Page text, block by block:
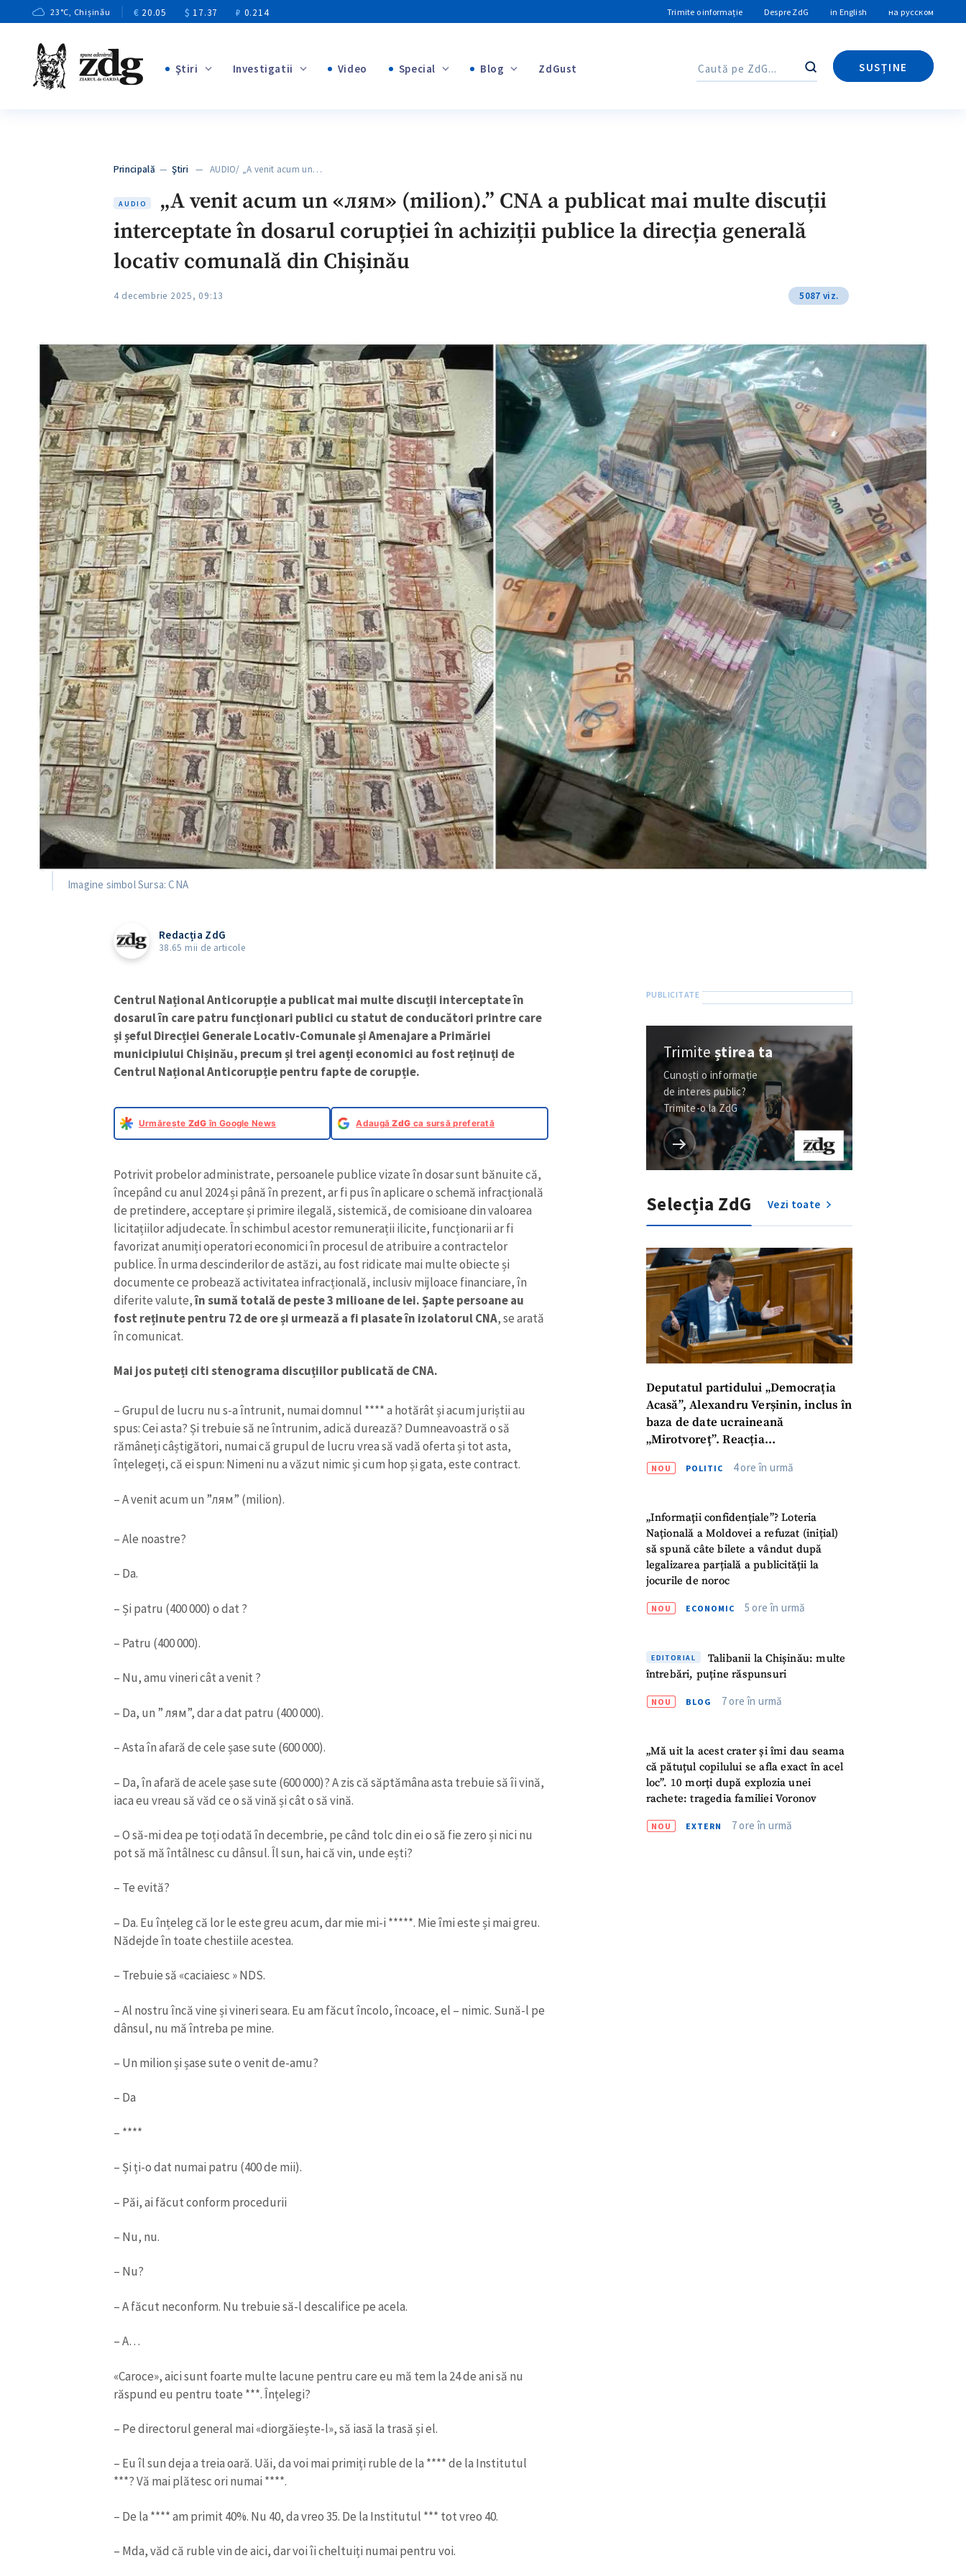
23 °C, Chișinău € 20.05 $ 17.37 ₽ 0.214 Trimite o informație Despre ZdG in English на русском
Ştiri Investigatii Video Special Blog ZdGust Caută
SUSȚINE
Caută
Principală —Ştiri — AUDIO/ „A venit acum un…
AUDIO
„A venit acum un «лям» (milion).” CNA a publicat mai multe discuții
interceptate în dosarul corupției în achiziții publice la direcția generală
locativ comunală din Chișinău
4 decembrie 2025, 09:13 5087 viz.
Imagine simbol Sursa: CNA
Redacția ZdG
38.65 mii de articole
Centrul Național Anticorupție a publicat mai multe discuții interceptate în
dosarul în care patru funcționari publici cu statut de conducători printre care
și șeful Direcției Generale Locativ-Comunale și Amenajare a Primăriei
municipiului Chișinău, precum și trei agenți economici au fost reținuți de
Centrul Național Anticorupție pentru fapte de corupție.
Urmărește ZdG în Google News AdaugăZdG ca sursă preferată
Potrivit probelor administrate, persoanele publice vizate în dosar sunt bănuite că,
începând cu anul 2024 și până în prezent, ar fi pus în aplicare o schemă infracțională
de pretindere, acceptare și primire ilegală, sistemică, de comisioane din valoarea
licitațiilor adjudecate. În schimbul acestor remunerații ilicite, funcționarii ar fi
favorizat anumiți operatori economici în procesul de atribuire a contractelor
publice. În urma descinderilor de astăzi, au fost ridicate mai multe obiecte și
documente ce probează activitatea infracțională, inclusiv mijloace financiare, în
diferite valute,în sumă totală de peste 3 milioane de lei.Șapte persoane au
fost reținute pentru 72 de ore și urmează a fi plasate în izolatorul CNA, se arată
în comunicat.
Mai jos puteți citi stenograma discuțiilor publicată de CNA.
– Grupul de lucru nu s-a întrunit, numai domnul **** a hotărât și acum juriștii au
spus: Cei asta? Și trebuie să ne întrunim, adică durează? Dumneavoastră o să
rămâneți câștigători, numai că grupul de lucru vrea să vadă oferta și tot asta,
înțelegeți, că ei spun: Nimeni nu a văzut nimic și cum hop și gata, este contract.
– A venit acum un ”лям” (milion).
– Ale noastre?
– Da.
– Și patru (400 000) o dat ?
– Patru (400 000).
– Nu, amu vineri cât a venit ?
– Da, un ” лям”, dar a dat patru (400 000).
– Asta în afară de cele șase sute (600 000).
– Da, în afară de acele șase sute (600 000)? A zis că săptămâna asta trebuie să îi vină,
iaca eu vreau să văd ce o să vină și cât o să vină.
– O să-mi dea pe toți odată în decembrie, pe când tolc din ei o să fie zero și nici nu
pot să mă întâlnesc cu dânsul. Îl sun, hai că vin, unde ești?
– Te evită?
– Da. Eu înțeleg că lor le este greu acum, dar mie mi-i *****. Mie îmi este și mai greu.
Nădejde în toate chestiile acestea.
– Trebuie să «caciaiesc » NDS.
– Al nostru încă vine și vineri seara. Eu am făcut încolo, încoace, el – nimic. Sună-l pe
dânsul, nu mă întreba pe mine.
– Un milion și șase sute o venit de-amu?
– Da
– ****
– Și ți-o dat numai patru (400 de mii).
– Păi, ai făcut conform procedurii
– Nu, nu.
– Nu?
– A făcut neconform. Nu trebuie să-l descalifice pe acela.
– A…
«Caroce», aici sunt foarte multe lacune pentru care eu mă tem la 24 de ani să nu
răspund eu pentru toate ***. Înțelegi?
– Pe directorul general mai «diorgăiește-l», să iasă la trasă și el.
– Eu îl sun deja a treia oară. Uăi, da voi mai primiți ruble de la **** de la Institutul
***? Vă mai plătesc ori numai ****.
– De la **** am primit 40%. Nu 40, da vreo 35. De la Institutul *** tot vreo 40.
– Mda, văd că ruble vin de aici, dar voi îi cheltuiți numai pentru voi.
Trimiteștirea ta
Cunoști o informație
de interes public?
Trimite-o la ZdG
Selecția ZdG Vezi toate
Deputatul partidului „Democrația
Acasă”, Alexandru Verșinin, inclus în
baza de date ucraineană
„Mirotvoreț”. Reacția
NOU POLITIC 4 ore în urmă
„Informații confidențiale”? Loteria
Națională a Moldovei a refuzat (inițial)
să spună câte bilete a vândut după
legalizarea parțială a publicității la
jocurile de noroc
NOU ECONOMIC 5 ore în urmă
EDITORIAL
Talibanii la Chișinău: multe
întrebări, puține răspunsuri
NOU BLOG 7 ore în urmă
„Mă uit la acest crater și îmi dau seama
că pătuțul copilului se afla exact în acel
loc”. 10 morți după explozia unei
rachete: tragedia familiei Voronov
NOU EXTERN 7 ore în urmă
+ Numele meu
+ Emailul meu
+ Telefon personal